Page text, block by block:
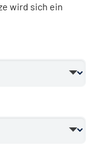
wird sich ein